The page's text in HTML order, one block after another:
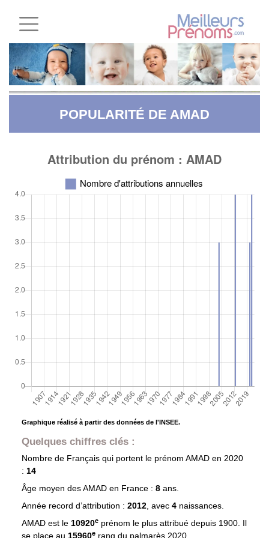
POPULARITÉ DE AMAD
Graphique réalisé à partir des données de l'INSEE.
Quelques chiffres clés :
Nombre de Français qui portent le prénom AMAD en 2020
: 14
Âge moyen desAMADen France : 8 ans.
Année record d’attribution : 2012, avec 4 naissances.
AMAD est le 10920eprénom le plus attribué depuis 1900. Il
se place au 15960e rang du palmarès 2020.